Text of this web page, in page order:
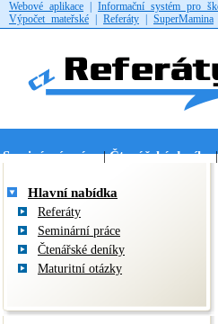
Webové aplikace Informační systém pro
Výpočet mateřské
Referáty SuperMamina
Seminární práce|Čtenářské deníky
Hlavní nabídka
Referáty
Seminární práce
Čtenářské deníky
Maturitní otázky